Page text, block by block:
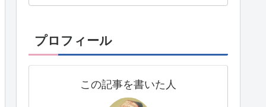
プロフィール
この記事を書いた人